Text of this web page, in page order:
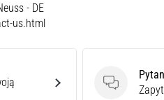
- DE
us.html
Pytania